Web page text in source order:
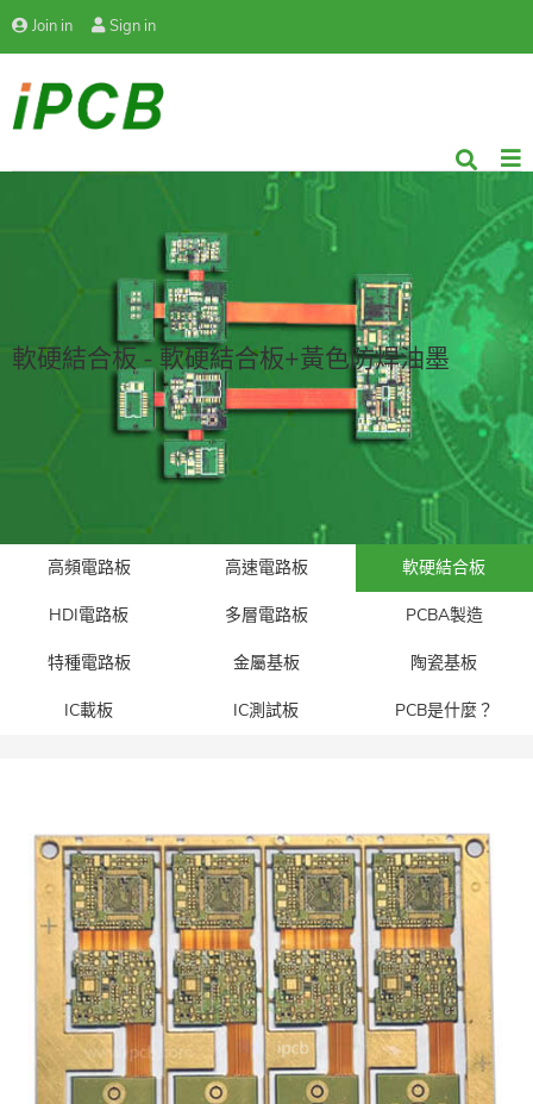
Join in Sign in
軟硬結合板 - 軟硬結合板+黃色防焊油墨
高頻電路板 高速電路板 軟硬結合板
HDI電路板 多層電路板 PCBA製造
特種電路板 金屬基板 陶瓷基板
IC載板 IC測試板 PCB是什麼？